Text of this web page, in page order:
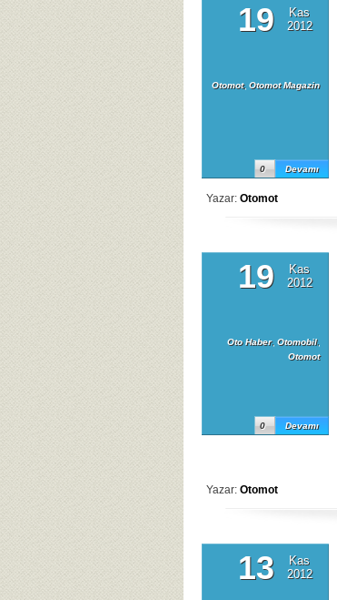
19
Kas
2012
Otomot, Otomot Magazin
Devamı
0
Yazar: Otomot
19
Kas
2012
Oto Haber, Otomobil,
Otomot
Devamı
0
Yazar: Otomot
13
Kas
2012